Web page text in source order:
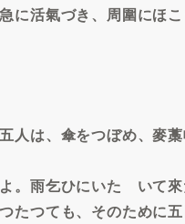
に活氣づき、周圍にほ
人は、傘をつぼめ、麥
。雨乞ひにいたゞいて
たつても、そのために